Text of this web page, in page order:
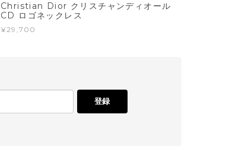
Christian Dior クリスチャンディオール
CD ロゴネックレス
¥29,700
登録